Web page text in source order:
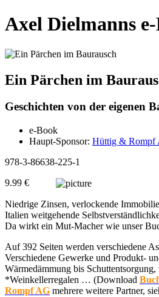
Axel Dielmanns
Ein Pärchen im
Geschichten von der eigenen
e-Book
Haupt-Sponsor: Hüttig & Rompf
978-3-86638-225-1
9.99 €
Niedrige Zinsen, verlockende
Italien weitgehende
Da wirkt ein Mut-Macher wie unser
Auf 392 Seiten werden verschiedene
Verschiedene Gewerke und Produkt-
Wärmedämmung bis
*Weinkellerregalen … (Download
Rompf AG mehrere weitere Partner,